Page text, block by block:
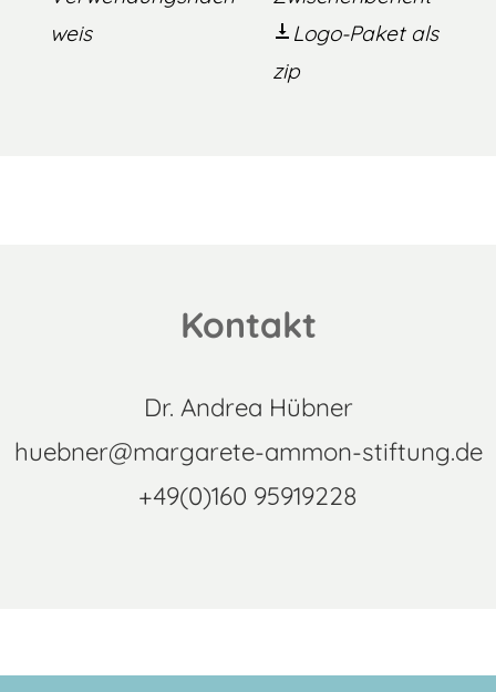
weis
Logo-Paket als
zip
Kontakt
Dr. Andrea Hübner
huebner@margarete-ammon-stiftung.de
+49(0)160 95919228